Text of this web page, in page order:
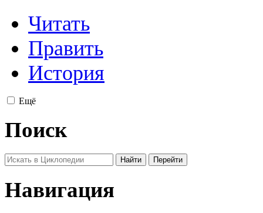
Читать
Править
История
Ещё
Поиск
Навигация